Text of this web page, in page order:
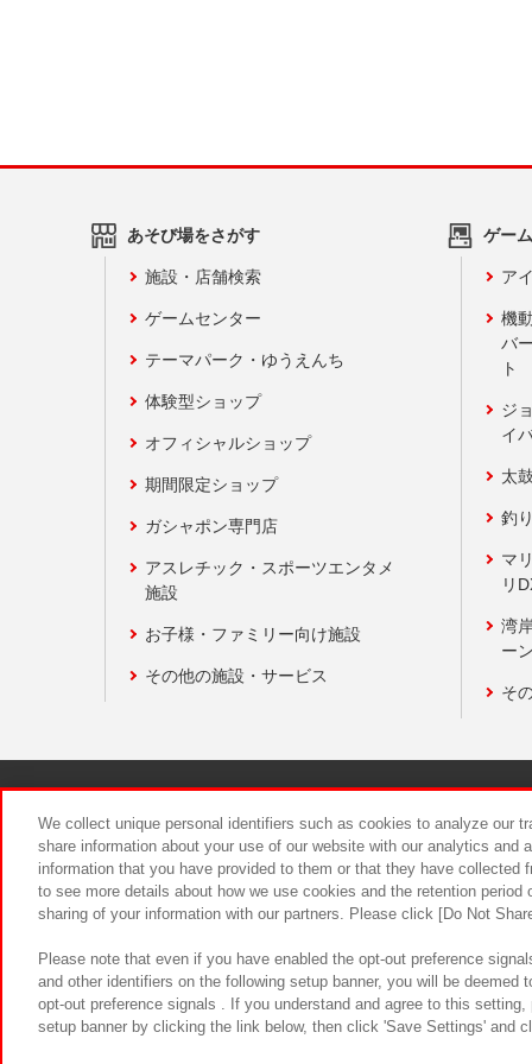
あそび場をさがす
施設・店舗検索
ゲームセンター
テーマパーク・ゆうえんち
体験型ショップ
オフィシャルショップ
期間限定ショップ
ガシャポン専門店
アスレチック・スポーツエンタメ
施設
お子様・ファミリー向け施設
その他の施設・サービス
ゲー
ア
機
バ
ト
ジ
イ
太
釣
マ
リ
湾
ー
そ
食品のご
We collect unique personal identifiers such as cookies to analyze our
share information about your use of our website with our analytics and
information that you have provided to them or that they have
to see more details about how we use cookies and the retention
sharing of your information with our partners. Please click [Do Not
Please note that even if you have enabled the opt-out preference
and other identifiers on the following setup banner, you will be
opt-out preference signals . If you understand and agree to this
setup banner by clicking the link below, then click 'Save Settings' and